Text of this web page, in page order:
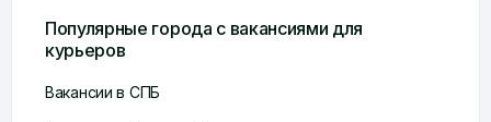
Популярные города с вакансиями для
курьеров
Вакансии в СПБ